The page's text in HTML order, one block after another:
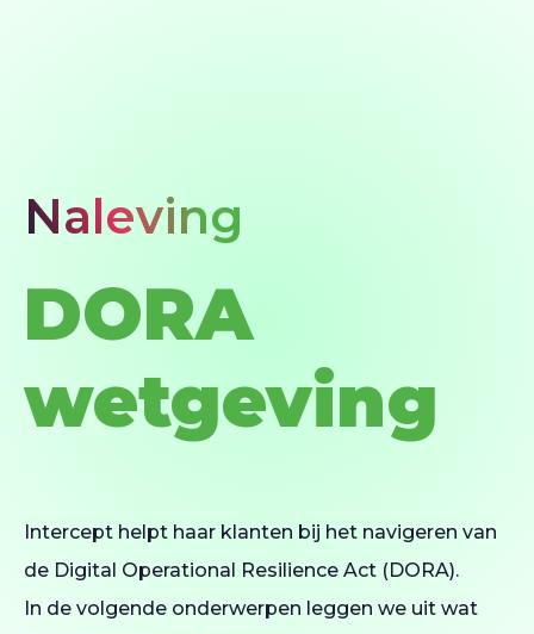
Naleving
DORA
wetgeving
Intercept helpt haar klanten bij het navigeren van
de Digital Operational Resilience Act (DORA).
In de volgende onderwerpen leggen we uit wat